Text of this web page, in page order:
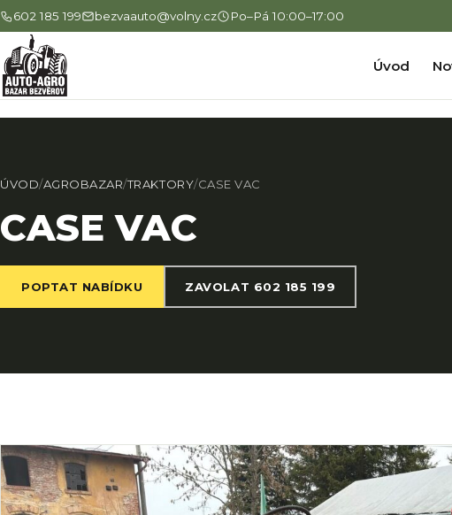
602 185 199 bezvaauto@volny.cz Po–Pá 10:00–17:00
Úvod
ÚVOD/AGROBAZAR/TRAKTORY/CASE VAC
CASE VAC
POPTAT NABÍDKU ZAVOLAT 602 185 199